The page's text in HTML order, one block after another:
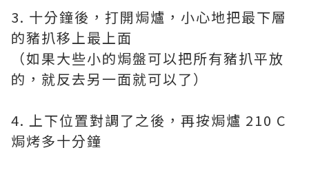
3. 十分鐘後，打開焗爐，小心地把最下層
的豬扒移上最上面
（如果大些小的焗盤可以把所有豬扒平放
的，就反去另一面就可以了）
4. 上下位置對調了之後，再按焗爐 210 C
焗烤多十分鐘